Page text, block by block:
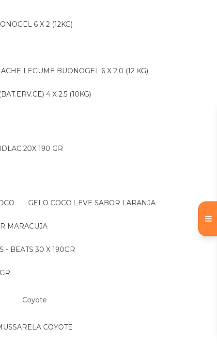
6 X 2 (12KG)
LEGUME BUONOGEL 6 X 2.0 (12 KG)
4 X 2.5 (10KG)
20X 190 GR
GELO COCO LEVE SABOR LARANJA
MARACUJA
- BEATS 30 X 190GR
Coyote
MUSSARELA COYOTE